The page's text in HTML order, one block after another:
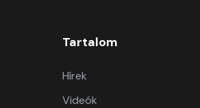
Tartalom
Hírek
Videók